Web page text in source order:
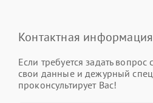
Контактная информация
Если требуется задать вопрос
свои данные и дежурный
проконсультирует Вас!